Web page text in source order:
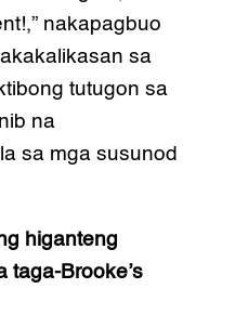
nakapagbuo
sa
tutugon sa
na
sa mga susunod
higanteng
taga-Brooke’s